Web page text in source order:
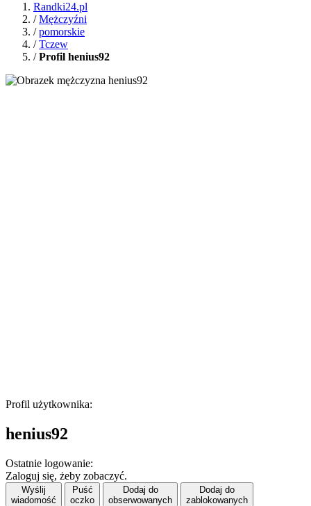
Randki24.pl
/Mężczyźni
/pomorskie
/Tczew
/Profil henius92
Profil użytkownika:
henius92
Ostatnie logowanie:
Zaloguj się, żeby zobaczyć.
Wyślij
wiadomość
Puść
oczko
Dodaj do
obserwowanych
Dodaj do
zablokowanych